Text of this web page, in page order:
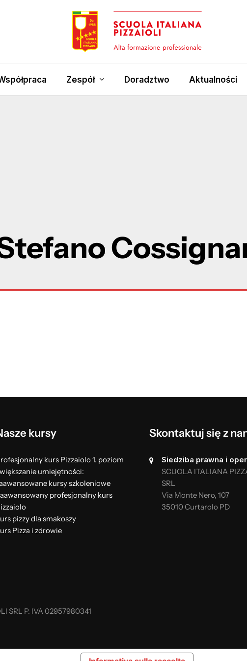
Zespół Doradztwo Aktualności
kursy
kurs Pizzaiolo 1. poziom
umiejętności:
kursy szkoleniowe
profesjonalny kurs
pizzy dla smakoszy
Pizza i zdrowie
Skontaktuj się z
Siedziba prawna i
SCUOLA ITALIANA
SRL
Via Monte Nero, 107
35010 Curtarolo PD
SRL P. IVA 02957980341